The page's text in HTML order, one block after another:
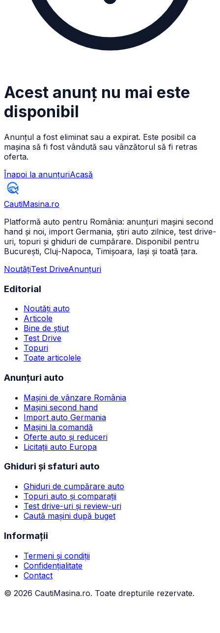
Acest anunț nu mai este
disponibil
Anunțul a fost eliminat sau a expirat. Este posibil ca
mașina să fi fost vândută sau vânzătorul să fi retras
oferta.
Înapoi la anunțuriAcasă
CautiMasina.ro
Platformă auto pentru România: anunțuri mașini second
hand și noi, import Germania, știri auto zilnice, test drive-
uri, topuri și ghiduri de cumpărare. Disponibil pentru
București, Cluj-Napoca, Timișoara, Iași și toată țara.
NoutățiTest DriveAnunțuri
Editorial
Noutăți auto
Articole
Bine de știut
Test Drive
Topuri
Toate articolele
Anunțuri auto
Mașini de vânzare România
Mașini second hand
Import auto Germania
Mașini la comandă
Oferte auto și reduceri
Licitații auto Europa
Ghiduri și sfaturi auto
Ghiduri de cumpărare auto
Topuri auto și comparații
Test drive-uri și review-uri
Caută mașini după buget
Informații
Termeni și condiții
Confidențialitate
Contact
© 2026 CautiMasina.ro. Toate drepturile rezervate.